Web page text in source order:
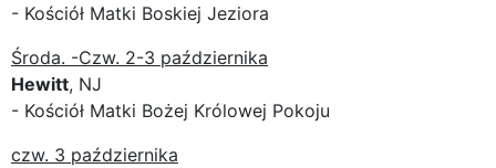
- Kościół Matki Boskiej Jeziora
Środa. -Czw. 2-3 października
Hewitt, NJ
- Kościół Matki Bożej Królowej Pokoju
czw. 3 października